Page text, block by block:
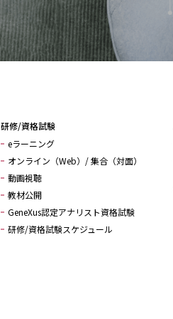
研修/資格試験
eラーニング
オンライン（Web）/ 集合（対面）
動画視聴
教材公開
GeneXus認定アナリスト資格試験
研修/資格試験スケジュール